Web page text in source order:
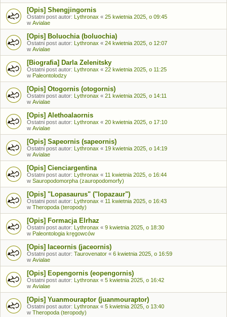
[Opis] Shengjingornis
Ostatni post autor: Lythronax « 25 kwietnia 2025, o 09:45
w Avialae
[Opis] Boluochia (boluochia)
Ostatni post autor: Lythronax « 24 kwietnia 2025, o 12:07
w Avialae
[Biografia] Darla Zelenitsky
Ostatni post autor: Lythronax « 22 kwietnia 2025, o 11:25
w Paleontolodzy
[Opis] Otogornis (otogornis)
Ostatni post autor: Lythronax « 21 kwietnia 2025, o 14:11
w Avialae
[Opis] Alethoalaornis
Ostatni post autor: Lythronax « 20 kwietnia 2025, o 17:10
w Avialae
[Opis] Sapeornis (sapeornis)
Ostatni post autor: Lythronax « 19 kwietnia 2025, o 14:19
w Avialae
[Opis] Cienciargentina
Ostatni post autor: Lythronax « 11 kwietnia 2025, o 16:44
w Sauropodomorpha (zauropodomorfy)
[Opis] "Lopasaurus" ("lopazaur")
Ostatni post autor: Lythronax « 11 kwietnia 2025, o 16:43
w Theropoda (teropody)
[Opis] Formacja Elrhaz
Ostatni post autor: Lythronax « 9 kwietnia 2025, o 18:30
w Paleontologia kręgowców
[Opis] Iaceornis (jaceornis)
Ostatni post autor: Taurovenator « 6 kwietnia 2025, o 16:59
w Avialae
[Opis] Eopengornis (eopengornis)
Ostatni post autor: Lythronax « 5 kwietnia 2025, o 16:42
w Avialae
[Opis] Yuanmouraptor (juanmouraptor)
Ostatni post autor: Lythronax « 5 kwietnia 2025, o 13:40
w Theropoda (teropody)